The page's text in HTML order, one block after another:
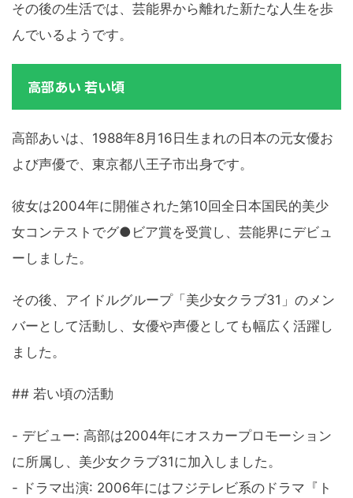
その後の生活では、芸能界から離れた新たな人生を歩
んでいるようです。
高部あい 若い頃
高部あいは、1988年8月16日生まれの日本の元女優お
よび声優で、東京都八王子市出身です。
彼女は2004年に開催された第10回全日本国民的美少
女コンテストでグ●ビア賞を受賞し、芸能界にデビュ
ーしました。
その後、アイドルグループ「美少女クラブ31」のメン
バーとして活動し、女優や声優としても幅広く活躍し
ました。
## 若い頃の活動
- デビュー: 高部は2004年にオスカープロモーション
に所属し、美少女クラブ31に加入しました。
- ドラマ出演: 2006年にはフジテレビ系のドラマ『ト